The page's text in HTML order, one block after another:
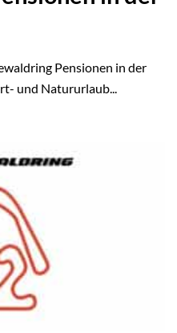
Pensionen in der
und Natururlaub...